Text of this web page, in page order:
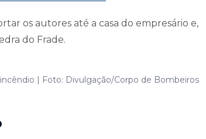
os autores até a casa do empresário e,
do Frade.
| Foto: Divulgação/Corpo de Bombeiros